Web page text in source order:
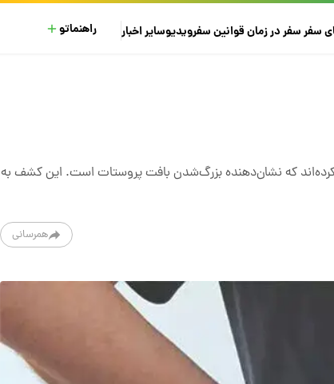
سفرسفر در زمانقوانین سفرویدیوسایراخبار راهنماتو
که نشان‌دهنده بزرگ‌شدن بافت پروستات است. این کشف به
همرسانی